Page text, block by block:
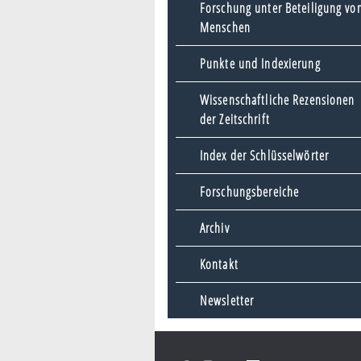
Forschung unter Beteiligung
Menschen
Punkte und Indexierung
Wissenschaftliche Rezensionen
der Zeitschrift
Index der Schlüsselwörter
Forschungsbereiche
Archiv
Kontakt
Newsletter